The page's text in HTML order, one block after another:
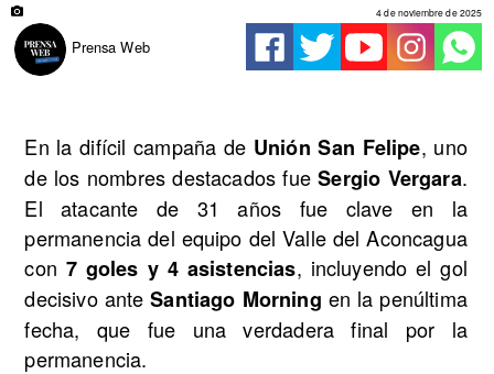
Prensa Web
4 de noviembre de 2025
En la difícil campaña de Unión San Felipe, uno
de los nombres destacados fueSergio Vergara.
El atacante de 31 años fue clave en la
permanencia del equipo del Valle del Aconcagua
con 7 goles y 4 asistencias, incluyendo el gol
decisivo anteSantiago Morning en la penúltima
fecha, que fue una verdadera final por la
permanencia.